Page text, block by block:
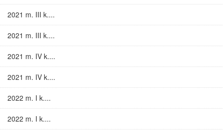
2021 m. III k....
2021 m. III k....
2021 m. IV k....
2021 m. IV k....
2022 m. I k....
2022 m. I k....